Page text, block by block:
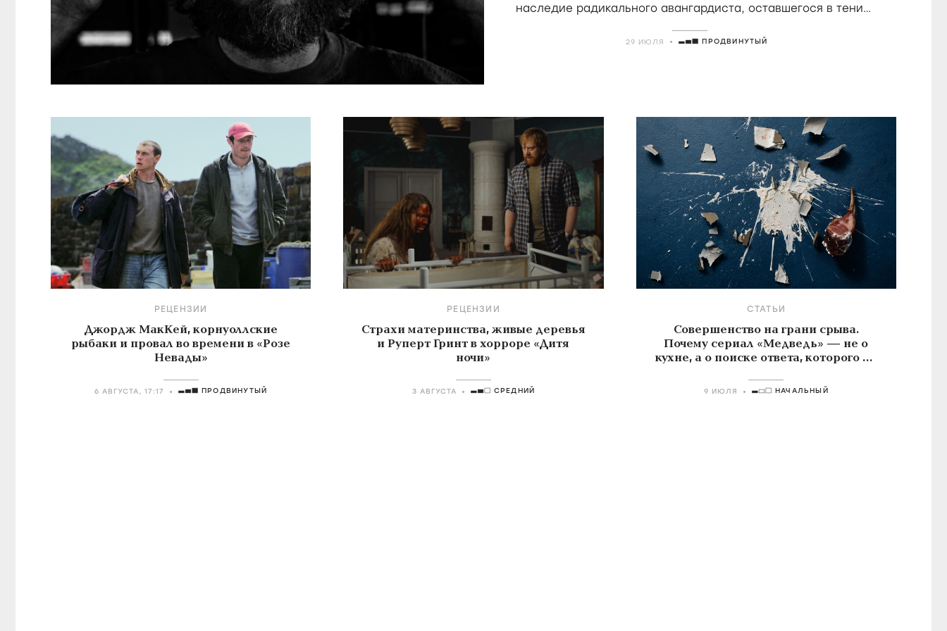
наследие радикального авангардиста, оставшегося в тени
29 ИЮЛЯ ПРОДВИНУТЫЙ
РЕЦЕНЗИИ
Джордж МакКей, корнуоллские
рыбаки и провал во времени в «Розе
Невады»
6 АВГУСТА, 17:17 ПРОДВИНУТЫЙ
РЕЦЕНЗИИ
Страхи материнства, живые деревья
и Руперт Гринт в хорроре «Дитя
ночи»
3 АВГУСТА СРЕДНИЙ
СТАТЬИ
Совершенство на грани срыва.
Почему сериал «Медведь» — не о
кухне, а о поиске ответа, которого не
9 ИЮЛЯ НАЧАЛЬНЫЙ